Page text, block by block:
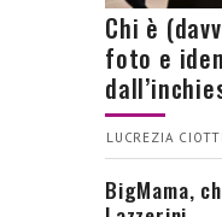
Chi è
foto e
LUCREZIA
BigMama,